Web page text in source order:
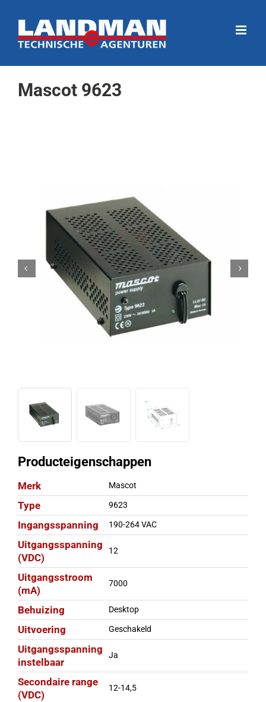
naar
inhoud
Mascot 9623
Producteigenschappen
Merk Mascot
Type 9623
Ingangsspanning 190-264 VAC
Uitgangsspanning
(VDC)
12
Uitgangsstroom
(mA)
7000
Behuizing Desktop
Uitvoering Geschakeld
Uitgangsspanning
instelbaar
Ja
Secondaire range
(VDC)
12-14,5